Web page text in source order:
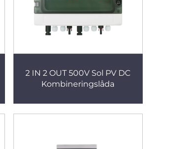
2 IN 2 OUT 500V Sol PV DC
Kombineringslåda